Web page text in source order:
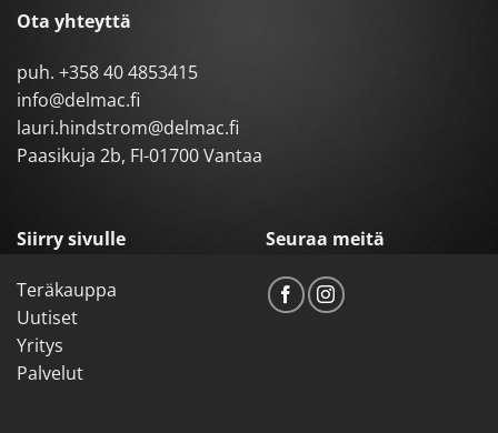
Ota yhteyttä
puh. +358 40 4853415
info@delmac.fi
lauri.hindstrom@delmac.fi
Paasikuja 2b, FI-01700 Vantaa
Siirry sivulle
Teräkauppa
Uutiset
Yritys
Palvelut
Seuraa meitä